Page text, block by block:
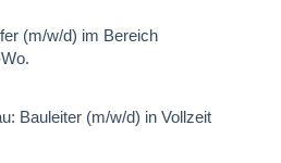
(m/w/d) im Bereich
Bauleiter (m/w/d) in Vollzeit